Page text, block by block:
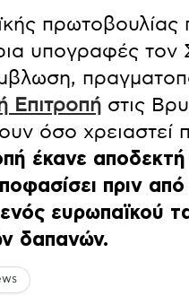
πρωτοβουλίας
υπογραφές τον
Επιτροπή στις
όσο χρειαστεί
έκανε
πριν
ευρωπαϊκού
δαπανών.